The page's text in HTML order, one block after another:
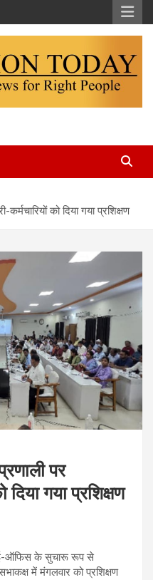
को दिया गया प्रशिक्षण
पर
दिया गया प्रशिक्षण
ई-ऑफिस के सुचारू रूप से
में मंगलवार को प्रशिक्षण